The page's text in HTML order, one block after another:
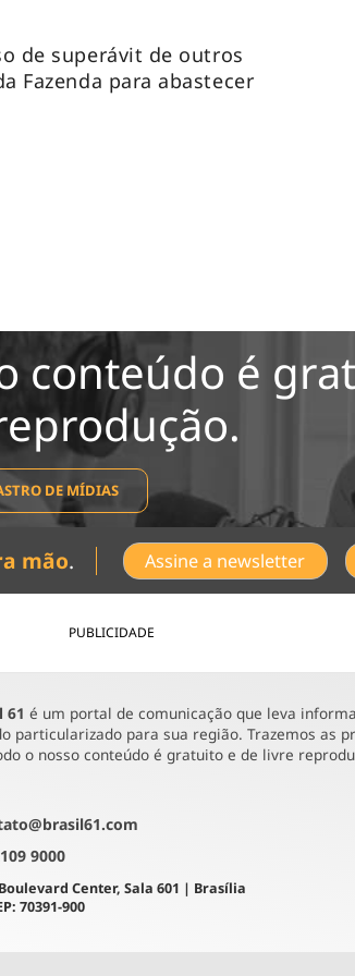
de superávit de outros
Fazenda para abastecer
conteúdo é
DE MÍDIAS
mão. Assine a newsletter
PUBLICIDADE
61 é um portal de comunicação que leva
particularizado para sua região. Trazemos as
o nosso conteúdo é gratuito e de livre
9000
Boulevard Center, Sala 601 | Brasília
70391-900